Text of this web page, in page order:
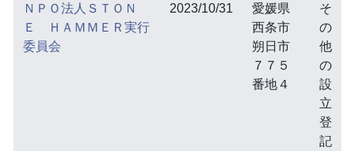
ＮＰＯ法人ＳＴＯＮ
Ｅ ＨＡＭＭＥＲ実行
委員会
2023/10/31
愛媛県
西条市
朔日市
７７５
番地４
そ
の
他
の
設
立
登
記